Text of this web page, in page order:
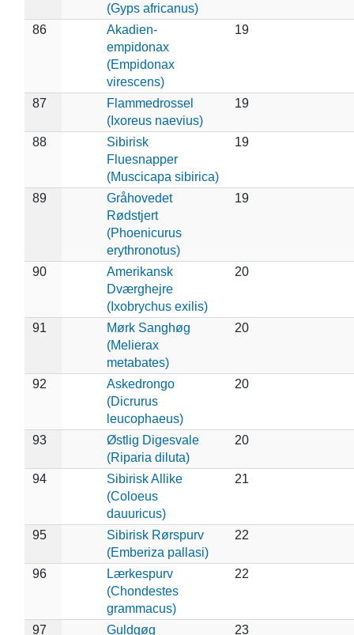
(Gyps africanus)
86
Akadien-
empidonax
(Empidonax
virescens)
19
87
Flammedrossel
(Ixoreus naevius)
19
88
Sibirisk
Fluesnapper
(Muscicapa sibirica)
19
89
Gråhovedet
Rødstjert
(Phoenicurus
erythronotus)
19
90
Amerikansk
Dværghejre
(Ixobrychus exilis)
20
91
Mørk Sanghøg
(Melierax
metabates)
20
92
Askedrongo
(Dicrurus
leucophaeus)
20
93
Østlig Digesvale
(Riparia diluta)
20
94
Sibirisk Allike
(Coloeus
dauuricus)
21
95
Sibirisk Rørspurv
(Emberiza pallasi)
22
96
Lærkespurv
(Chondestes
grammacus)
22
97 Guldgøg 23